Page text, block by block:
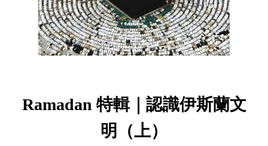
Ramadan 特輯｜認識伊斯蘭文
明（上）